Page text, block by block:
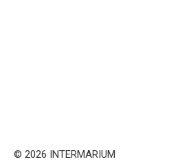
© 2026 INTERMARIUM